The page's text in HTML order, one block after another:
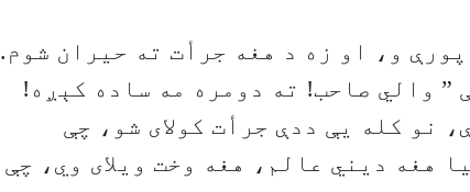
و، او زه د هغه جرأت ته حیران شوم.
” والي صاحب! ته دومره مه ساده کېږه!
نو کله یې ددې جرأت کولای شو، چې
هغه دیني عالم، هغه وخت ویلای وي، چې